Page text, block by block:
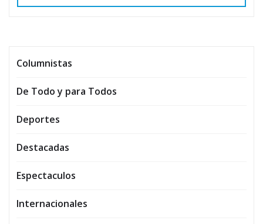
Columnistas
De Todo y para Todos
Deportes
Destacadas
Espectaculos
Internacionales